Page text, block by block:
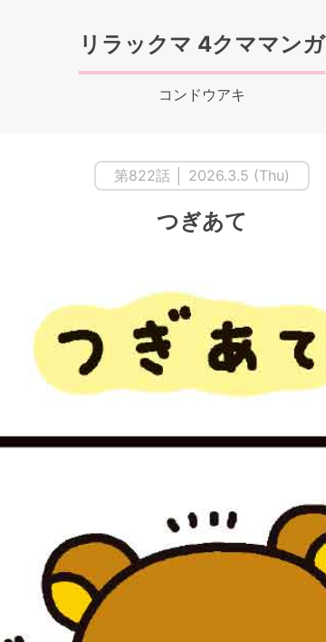
リラックマ 4クママンガ
コンドウアキ
第822話 │ 2026.3.5 (Thu)
つぎあて